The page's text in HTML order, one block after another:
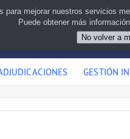
GESTIÓN
mejorar nuestros servicios
Puede obtener más